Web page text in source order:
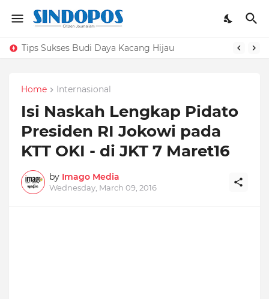
Tips Sukses Budi Daya Kacang Hijau
Home Internasional
Isi Naskah Lengkap Pidato
Presiden RI Jokowi pada
KTT OKI - di JKT 7 Maret16
by Imago Media
Wednesday, March 09, 2016